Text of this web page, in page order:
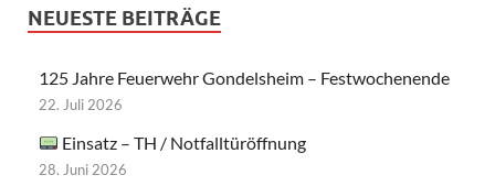
NEUESTE BEITRÄGE
125 Jahre Feuerwehr Gondelsheim – Festwochenende
22. Juli 2026
Einsatz – TH / Notfalltüröffnung
28. Juni 2026